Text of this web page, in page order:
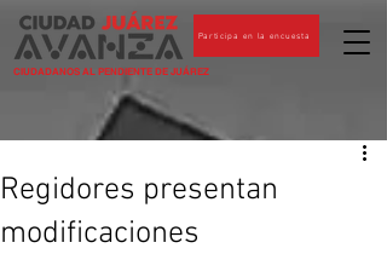
CIUDADANOS AL PENDIENTE DE JUÁREZ
Participa en la encuesta
Regidores presentan
modificaciones